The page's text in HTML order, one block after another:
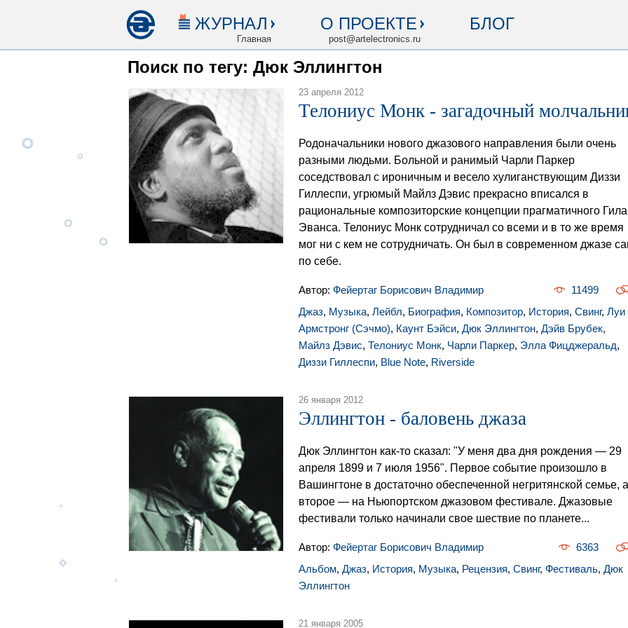
ЖУРНАЛ
Главная
О ПРОЕКТЕ
post@artelectronics.ru
БЛОГ
Поиск по тегу: Дюк Эллингтон
23 апреля 2012
Телониус Монк - загадочный
Родоначальники нового джазового направления были очень
разными людьми. Больной и ранимый Чарли Паркер
соседствовал с ироничным и весело хулиганствующим Диззи
Гиллеспи, угрюмый Майлз Дэвис прекрасно вписался в
рациональные композиторские концепции прагматичного Гила
Эванса. Телониус Монк сотрудничал со всеми и в то же время
мог ни с кем не сотрудничать. Он был в современном джазе
по себе.
Автор: Фейертаг Борисович Владимир
11499
Джаз, Музыка, Лейбл, Биография, Композитор, История, Свинг, Луи
Армстронг (Сэчмо), Каунт Бэйси, Дюк Эллингтон, Дэйв Брубек,
Майлз Дэвис, Телониус Монк, Чарли Паркер, Элла Фицджеральд,
Диззи Гиллеспи, Blue Note, Riverside
26 января 2012
Эллингтон - баловень джаза
Дюк Эллингтон как-то сказал: "У меня два дня рождения — 29
апреля 1899 и 7 июля 1956". Первое событие произошло в
Вашингтоне в достаточно обеспеченной негритянской семье, а
второе — на Ньюпортском джазовом фестивале. Джазовые
фестивали только начинали свое шествие по планете...
Автор: Фейертаг Борисович Владимир
6363
Альбом, Джаз, История, Музыка, Рецензия, Свинг, Фестиваль, Дюк
Эллингтон
21 января 2005